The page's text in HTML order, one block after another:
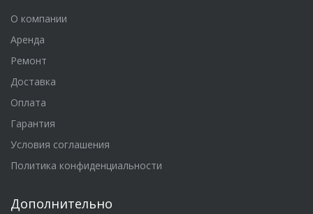
О компании
Аренда
Ремонт
Доставка
Оплата
Гарантия
Условия соглашения
Политика конфиденциальности
Дополнительно